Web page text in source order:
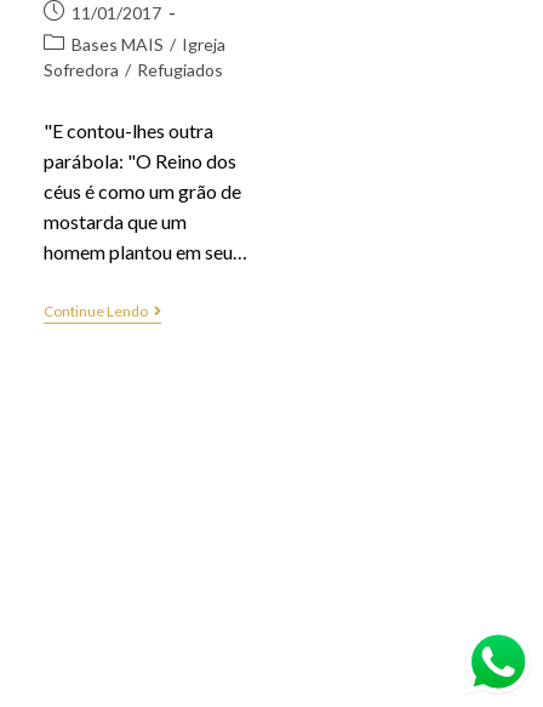
11/01/2017
Bases MAIS / Igreja
Sofredora / Refugiados
"E contou-lhes outra
parábola: "O Reino dos
céus é como um grão de
mostarda que um
homem plantou em seu…
Continue Lendo